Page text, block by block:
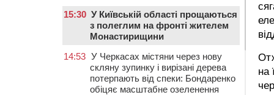
на
15:30 У Київській області прощаються
з полеглим на фронті жителем
Монастирищини
14:53 У Черкасах містяни через нову
скляну зупинку і вирізані дерева
потерпають від спеки: Бондаренко
обіцяє масштабне озеленення